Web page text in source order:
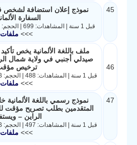
45
نموذج إعلان استضافة لشخص
السفارة
قبل 1 سنة | المشاهدات: 699 | الحجم: 354KB
>>> ملفات
46
ملف باللغة الألمانية يخص
صيدلي أجنبي في ولاية شمال
ترخيص
قبل 1 سنة | المشاهدات: 488 | الحجم: 220.3KB
>>> ملفات
47
نموذج رسمي باللغة الألمانية
المتقدمين بطلب تصريح مؤقت
الراين –
قبل 1 سنة | المشاهدات: 497 | الحجم: 219.1KB
>>> ملفات